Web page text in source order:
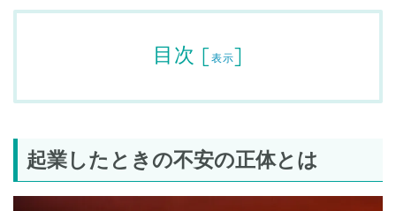
目次 [表示]
起業したときの不安の正体とは